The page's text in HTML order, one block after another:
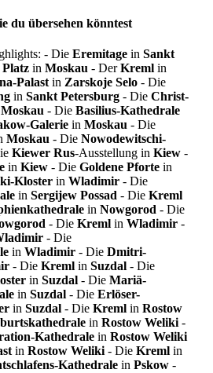
du übersehen könntest
- Die Eremitage in Sankt
Platz in Moskau - DerKreml in
Palast in Zarskoje Selo - Die
in Sankt Petersburg - Die Christ-
Moskau - Die Basilius-Kathedrale
Galerie in Moskau - Die
Moskau - Die Nowodewitschi-
Kiewer Rus-Ausstellung in Kiew -
in Kiew - Die Goldene Pforte in
Kloster in Wladimir - Die
in Sergijew Possad - Die Kreml
in Nowgorod - Die
- Die Kreml in Wladimir -
- Die
in Wladimir - Die Dmitri-
- Die Kreml in Suzdal - Die
in Suzdal - Die Mariä-
in Suzdal - Die Erlöser-
in Suzdal - Die Kreml in Rostow
in Rostow Weliki -
Kathedrale in Rostow Weliki
in Rostow Weliki - Die Kreml in
Kathedrale in Pskow -